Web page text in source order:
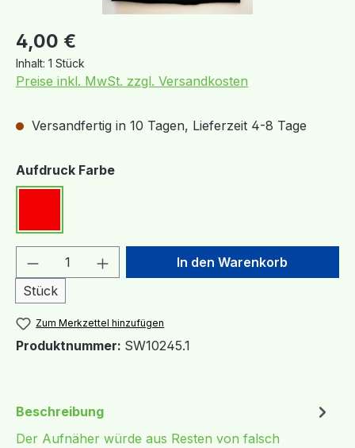
Regulärer Preis:
4,00 €
Inhalt: 1 Stück
Preise inkl. MwSt. zzgl. Versandkosten
Versandfertig in 10 Tagen, Lieferzeit 4-8 Tage
Aufdruck Farbeauswählen
Produkt Anzahl: Gib den
Stück
In den Warenkorb
Zum Merkzettel hinzufügen
Produktnummer: SW10245.1
Beschreibung
Der Aufnäher würde aus Resten von falsch